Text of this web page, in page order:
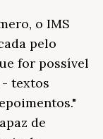
o IMS
pelo
for possível
textos
de